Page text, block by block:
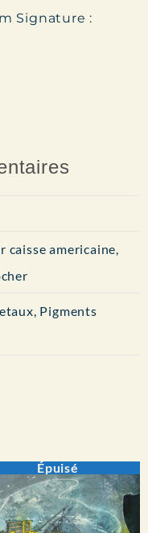
Signature :
caisse americaine,
Pigments
Épuisé